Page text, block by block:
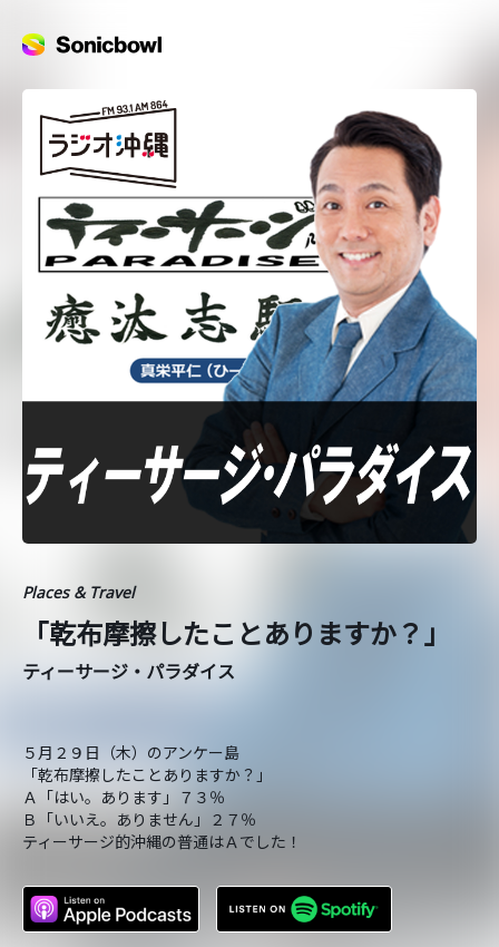
Places & Travel
「乾布摩擦したことありますか？」
ティーサージ・パラダイス
５月２９日（木）のアンケー島
「乾布摩擦したことありますか？」
Ａ「はい。あります」７３％
Ｂ「いいえ。ありません」２７％
ティーサージ的沖縄の普通はＡでした！